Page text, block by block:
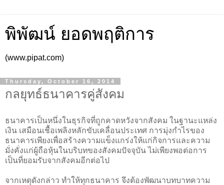
พิพัฒน์ ยอดพฤติการ
(www.pipat.com)
Thursday, October 16, 2014
กลยุทธ์ธนาคารคู่สังคม
ธนาคารเป็นหนึ่งในธุรกิจที่ถูกคาดหวังจากสังคม ในฐานะแหล่ง
เงิน เสมือนเชื้อเพลิงหลักขับเคลื่อนประเทศ การมุ่งกำไรของ
ธนาคารเพียงเพื่อสร้างความแข็งแกร่งให้แก่กิจการและความ
มั่งคั่งแก่ผู้ถือหุ้นในบริบทของสังคมปัจจุบัน ไม่เพียงพอต่อการ
เป็นที่ยอมรับจากสังคมอีกต่อไป
จากเหตุดังกล่าว ทำให้ทุกธนาคาร จึงต้องพัฒนาบทบาทความ